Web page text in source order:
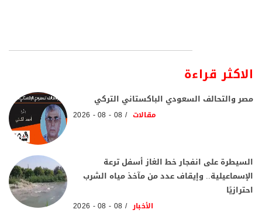
الاكثر قراءة
مصر والتحالف السعودي الباكستاني التركي
مقالات 08 - 08 - 2026
السيطرة على انفجار خط الغاز أسفل ترعة
الإسماعيلية.. وإيقاف عدد من مآخذ مياه الشرب
احترازيًا
الأخبار 08 - 08 - 2026